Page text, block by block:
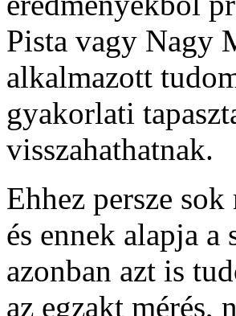
Pista vagy Nagy
alkalmazott
gyakorlati
visszahathatnak.
Ehhez persze
és ennek alapja
azonban azt is
az egzakt mérés,